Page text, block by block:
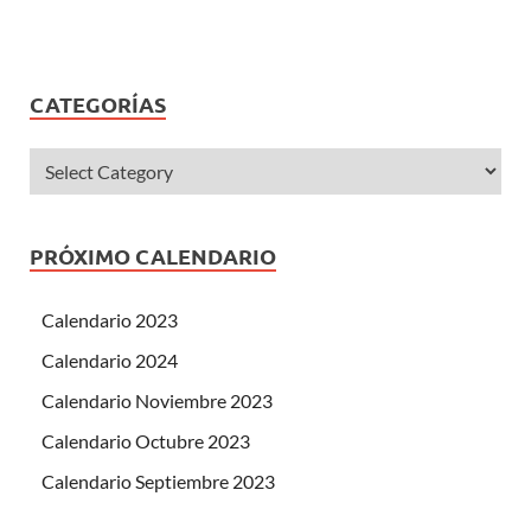
CATEGORÍAS
PRÓXIMO CALENDARIO
Calendario 2023
Calendario 2024
Calendario Noviembre 2023
Calendario Octubre 2023
Calendario Septiembre 2023